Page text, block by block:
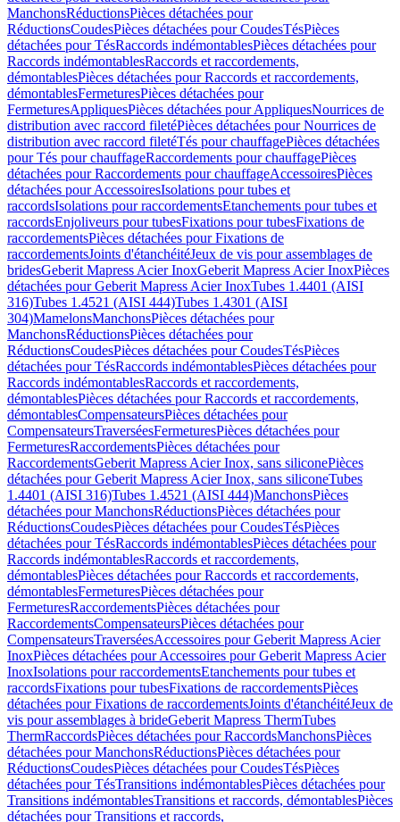
ManchonsRéductionsPièces détachées pour
RéductionsCoudesPièces détachées pour CoudesTésPièces
détachées pour TésRaccords indémontablesPièces détachées pour
Raccords indémontablesRaccords et raccordements,
démontablesPièces détachées pour Raccords et raccordements,
démontablesFermeturesPièces détachées pour
FermeturesAppliquesPièces détachées pour AppliquesNourrices de
distribution avec raccord filetéPièces détachées pour Nourrices de
distribution avec raccord filetéTés pour chauffagePièces détachées
pour Tés pour chauffageRaccordements pour chauffagePièces
détachées pour Raccordements pour chauffageAccessoiresPièces
détachées pour AccessoiresIsolations pour tubes et
raccordsIsolations pour raccordementsEtanchements pour tubes et
raccordsEnjoliveurs pour tubesFixations pour tubesFixations de
raccordementsPièces détachées pour Fixations de
raccordementsJoints d'étanchéitéJeux de vis pour assemblages de
bridesGeberit Mapress Acier InoxGeberit Mapress Acier InoxPièces
détachées pour Geberit Mapress Acier InoxTubes 1.4401 (AISI
316)Tubes 1.4521 (AISI 444)Tubes 1.4301 (AISI
304)MamelonsManchonsPièces détachées pour
ManchonsRéductionsPièces détachées pour
RéductionsCoudesPièces détachées pour CoudesTésPièces
détachées pour TésRaccords indémontablesPièces détachées pour
Raccords indémontablesRaccords et raccordements,
démontablesPièces détachées pour Raccords et raccordements,
démontablesCompensateursPièces détachées pour
CompensateursTraverséesFermeturesPièces détachées pour
FermeturesRaccordementsPièces détachées pour
RaccordementsGeberit Mapress Acier Inox, sans siliconePièces
détachées pour Geberit Mapress Acier Inox, sans siliconeTubes
1.4401 (AISI 316)Tubes 1.4521 (AISI 444)ManchonsPièces
détachées pour ManchonsRéductionsPièces détachées pour
RéductionsCoudesPièces détachées pour CoudesTésPièces
détachées pour TésRaccords indémontablesPièces détachées pour
Raccords indémontablesRaccords et raccordements,
démontablesPièces détachées pour Raccords et raccordements,
démontablesFermeturesPièces détachées pour
FermeturesRaccordementsPièces détachées pour
RaccordementsCompensateursPièces détachées pour
CompensateursTraverséesAccessoires pour Geberit Mapress Acier
InoxPièces détachées pour Accessoires pour Geberit Mapress Acier
InoxIsolations pour raccordementsEtanchements pour tubes et
raccordsFixations pour tubesFixations de raccordementsPièces
détachées pour Fixations de raccordementsJoints d'étanchéitéJeux de
vis pour assemblages à brideGeberit Mapress ThermTubes
ThermRaccordsPièces détachées pour RaccordsManchonsPièces
détachées pour ManchonsRéductionsPièces détachées pour
RéductionsCoudesPièces détachées pour CoudesTésPièces
détachées pour TésTransitions indémontablesPièces détachées pour
Transitions indémontablesTransitions et raccords, démontablesPièces
détachées pour Transitions et raccords,